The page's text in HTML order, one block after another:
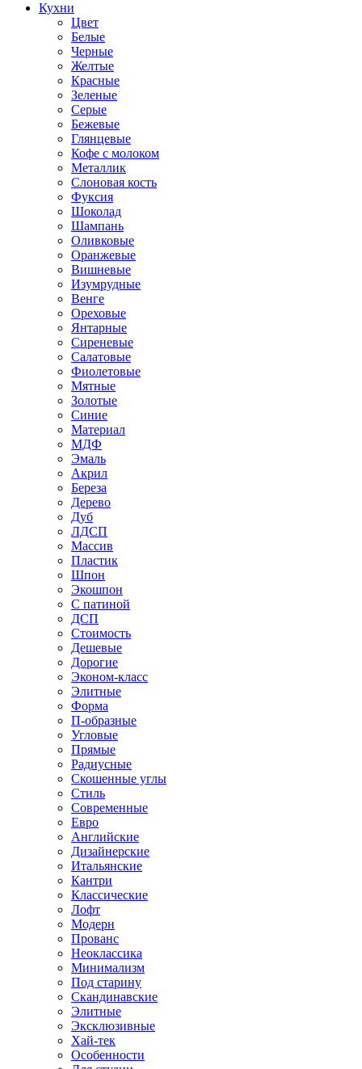
Кухни
Цвет
Белые
Черные
Желтые
Красные
Зеленые
Серые
Бежевые
Глянцевые
Кофе с молоком
Металлик
Слоновая кость
Фуксия
Шоколад
Шампань
Оливковые
Оранжевые
Вишневые
Изумрудные
Венге
Ореховые
Янтарные
Сиреневые
Салатовые
Фиолетовые
Мятные
Золотые
Синие
Материал
МДФ
Эмаль
Акрил
Береза
Дерево
Дуб
ЛДСП
Массив
Пластик
Шпон
Экошпон
С патиной
ДСП
Стоимость
Дешевые
Дорогие
Эконом-класс
Элитные
Форма
П-образные
Угловые
Прямые
Радиусные
Скошенные углы
Стиль
Современные
Евро
Английские
Дизайнерские
Итальянские
Кантри
Классические
Лофт
Модерн
Прованс
Неоклассика
Минимализм
Под старину
Скандинавские
Элитные
Эксклюзивные
Хай-тек
Особенности